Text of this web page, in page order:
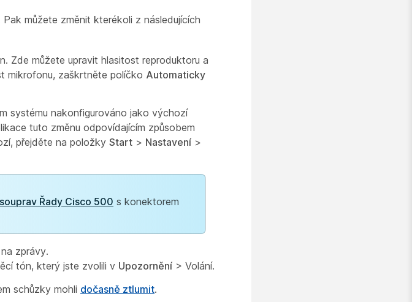
Pak můžete změnit kterékoli z následujících
Zde můžete upravit hlasitost reproduktoru a
mikrofonu, zaškrtněte políčko Automaticky
systému nakonfigurováno jako výchozí
tuto změnu odpovídajícím způsobem
přejděte na položky Start > Nastavení >
Řady Cisco 500 s konektorem
zprávy.
tón, který jste zvolili v Upozornění > Volání.
schůzky mohli dočasně ztlumit.